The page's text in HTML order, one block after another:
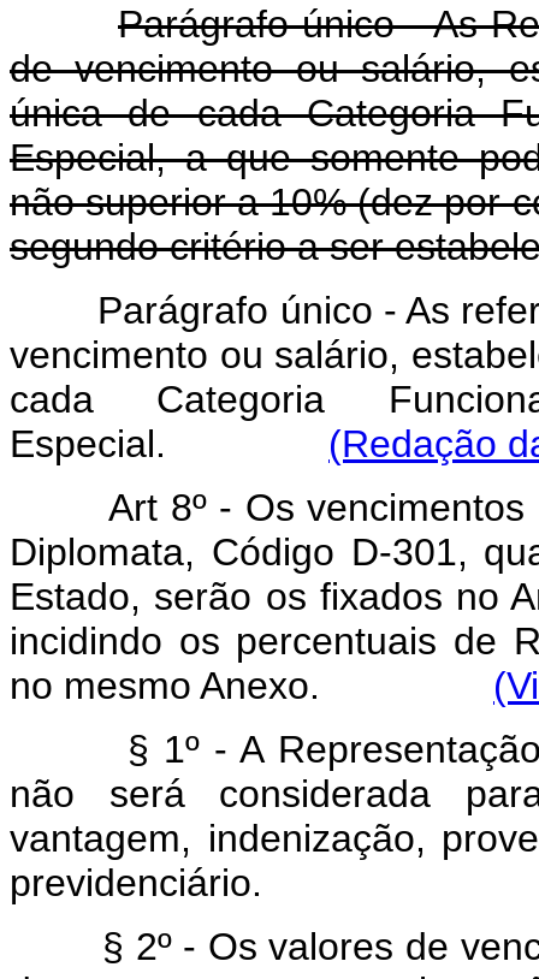
Parágrafo único - As
de vencimento ou salário,
única de cada Categoria
Especial, a que somente
não superior a 10% (dez por
segundo critério a ser
Parágrafo único - As
vencimento ou salário,
cada Categoria
Especial. (Redação
Art 8º - Os
Diplomata, Código D-301,
Estado, serão os fixados no
incidindo os percentuais de
no mesmo Anexo.
§ 1º - A Representação
não será considerada
vantagem, indenização,
previdenciário.
§ 2º - Os valores de